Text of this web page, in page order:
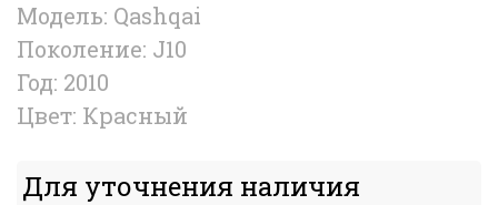
Модель: Qashqai
Поколение: J10
Год: 2010
Цвет: Красный
Для уточнения наличия